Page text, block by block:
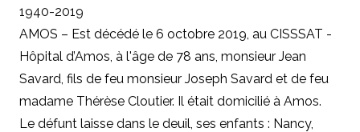
1940-2019
AMOS – Est décédé le 6 octobre 2019, au CISSSAT -
Hôpital d’Amos, à l'âge de 78 ans, monsieur Jean
Savard, fils de feu monsieur Joseph Savard et de feu
madame Thérèse Cloutier. Il était domicilié à Amos.
Le défunt laisse dans le deuil, ses enfants : Nancy,